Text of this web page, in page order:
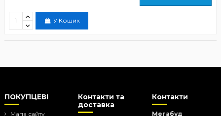
У Кошик
ПОКУПЦЕВІ
Мапа сайту
Контакти та
доставка
Контакти
Мегабуд